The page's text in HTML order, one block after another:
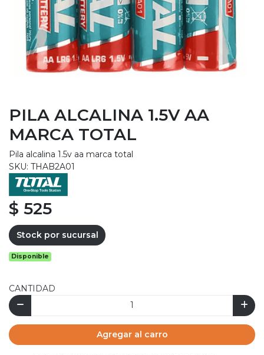
PILA ALCALINA 1.5V AA
MARCA TOTAL
Pila alcalina 1.5v aa marca total
SKU: THAB2A01
$ 525
Stock por sucursal
Disponible
CANTIDAD
Agregar al carro